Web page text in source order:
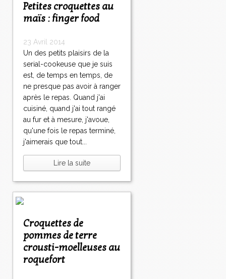
Petites croquettes au
maïs : finger food
23 Avril 2014
Un des petits plaisirs de la
serial-cookeuse que je suis
est, de temps en temps, de
ne presque pas avoir à ranger
après le repas. Quand j'ai
cuisiné, quand j'ai tout rangé
au fur et à mesure, j'avoue,
qu'une fois le repas terminé,
j'aimerais que tout...
Lire la suite
Croquettes de
pommes de terre
crousti-moelleuses au
roquefort